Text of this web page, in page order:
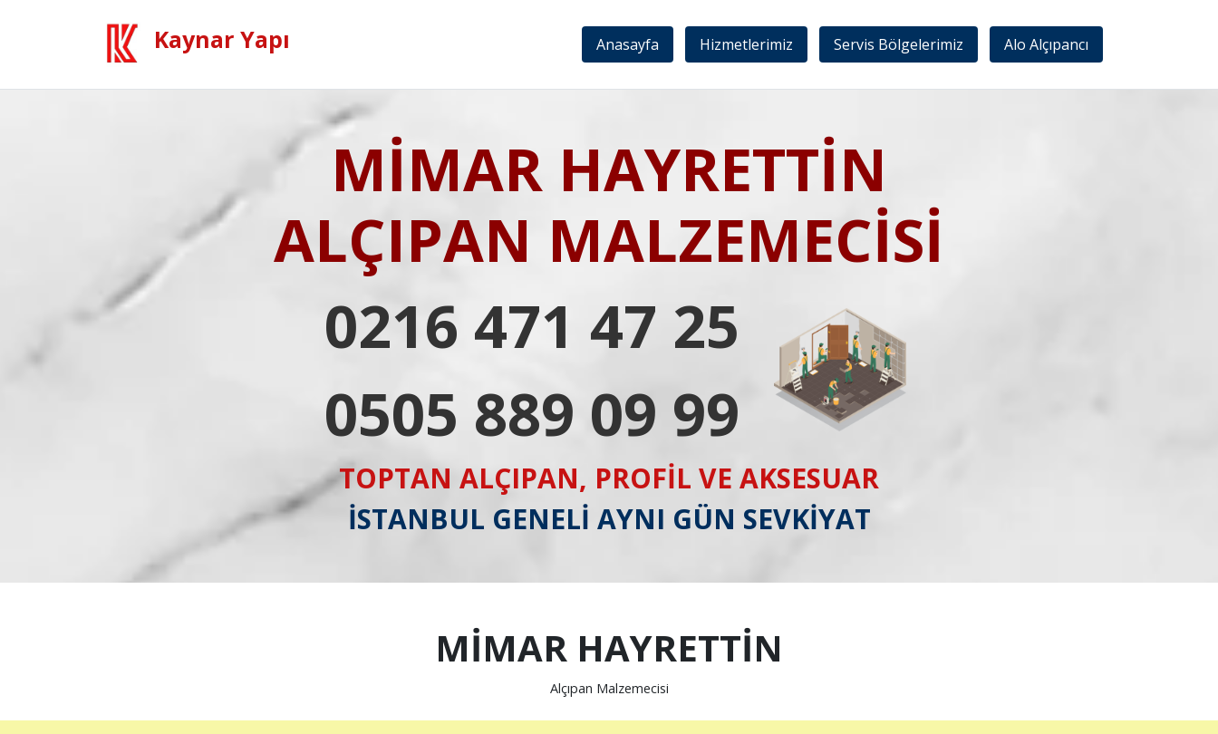
Kaynar Yapı Anasayfa Hizmetlerimiz Servis Bölgelerimiz Alo Alçıpancı
MİMAR HAYRETTİN
ALÇIPAN MALZEMECİSİ
0216 471 47 25
0505 889 09 99
TOPTAN ALÇIPAN, PROFİL VE AKSESUAR
İSTANBUL GENELİ AYNI GÜN SEVKİYAT
MİMAR HAYRETTİN
Alçıpan Malzemecisi